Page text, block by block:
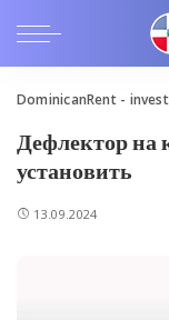
DominicanRent -
Дефлектор на
установить
13.09.2024